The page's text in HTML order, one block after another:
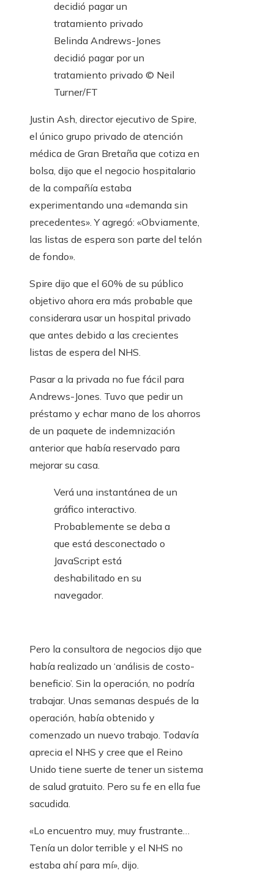
Belinda Andrews-Jones
decidió pagar por un
tratamiento privado © Neil
Turner/FT
Justin Ash, director ejecutivo de Spire,
el único grupo privado de atención
médica de Gran Bretaña que cotiza en
bolsa, dijo que el negocio hospitalario
de la compañía estaba
experimentando una «demanda sin
precedentes». Y agregó: «Obviamente,
las listas de espera son parte del telón
de fondo».
Spire dijo que el 60% de su público
objetivo ahora era más probable que
considerara usar un hospital privado
que antes debido a las crecientes
listas de espera del NHS.
Pasar a la privada no fue fácil para
Andrews-Jones. Tuvo que pedir un
préstamo y echar mano de los ahorros
de un paquete de indemnización
anterior que había reservado para
mejorar su casa.
Verá una instantánea de un
gráfico interactivo.
Probablemente se deba a
que está desconectado o
JavaScript está
deshabilitado en su
navegador.
Pero la consultora de negocios dijo que
había realizado un ‘análisis de costo-
beneficio’. Sin la operación, no podría
trabajar. Unas semanas después de la
operación, había obtenido y
comenzado un nuevo trabajo. Todavía
aprecia el NHS y cree que el Reino
Unido tiene suerte de tener un sistema
de salud gratuito. Pero su fe en ella fue
sacudida.
«Lo encuentro muy, muy frustrante…
Tenía un dolor terrible y el NHS no
estaba ahí para mí», dijo.